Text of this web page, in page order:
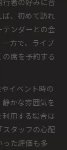
、初めて訪れ
ンダーとの会
方で、ライブ
席を予約する
イベント時の
かな雰囲気を
用する場合は
タッフの心配
った評価も多